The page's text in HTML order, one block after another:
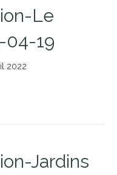
Le
04-19
2022
Jardins